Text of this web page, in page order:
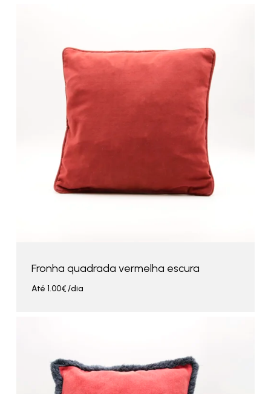
Fronha quadrada vermelha escura
Até 1.00€/dia